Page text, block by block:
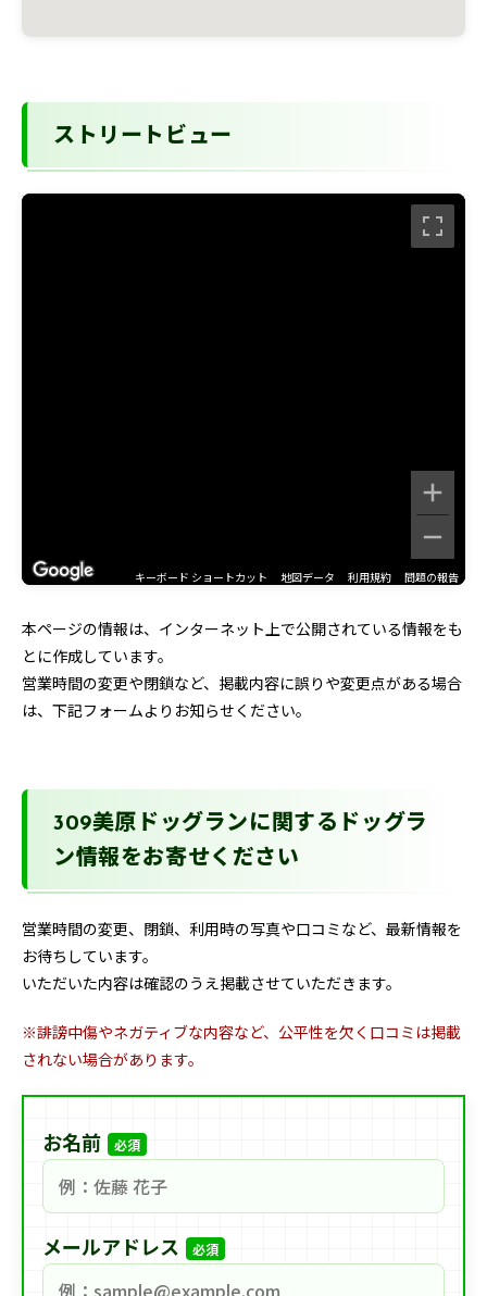
ストリートビュー
キーボード ショートカット 地図データ 利用規約 問題の報告
本ページの情報は、インターネット上で公開されている情報をも
とに作成しています。
営業時間の変更や閉鎖など、掲載内容に誤りや変更点がある場合
は、下記フォームよりお知らせください。
309美原ドッグランに関するドッグラ
ン情報をお寄せください
営業時間の変更、閉鎖、利用時の写真や口コミなど、最新情報を
お待ちしています。
いただいた内容は確認のうえ掲載させていただきます。
※誹謗中傷やネガティブな内容など、公平性を欠く口コミは掲載
されない場合があります。
お名前 必須
メールアドレス 必須